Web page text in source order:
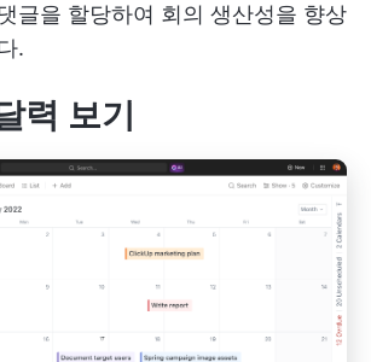
글을 할당하여 회의 생산성을 향상
.
력 보기